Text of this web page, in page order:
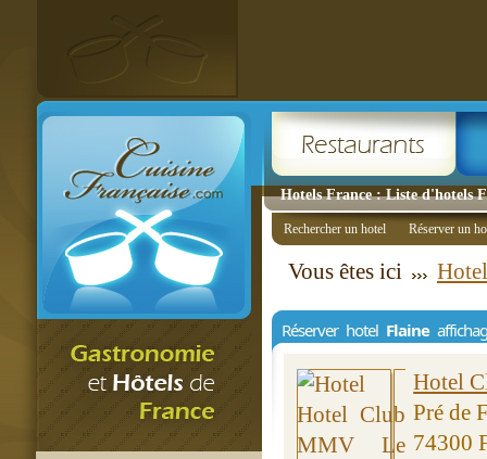
Hotels France : Liste d'hotels
Rechercher un hotel Réserver un
Vous êtes ici
Réserver hotel Flaine
Hotel
Pré de
74300